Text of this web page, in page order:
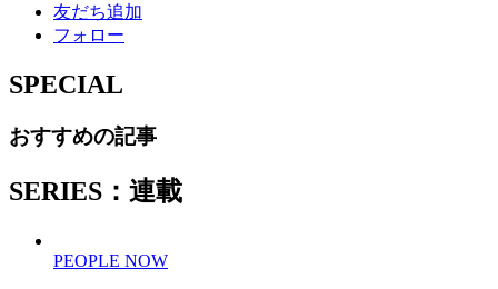
友だち追加
フォロー
SPECIAL
おすすめの記事
SERIES：連載
PEOPLE NOW